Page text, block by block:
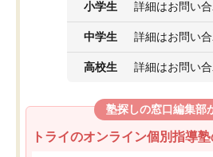
小学生 詳細はお問い
中学生 詳細はお問い
高校生 詳細はお問い
塾探しの窓口編集部
トライのオンライン個別指導